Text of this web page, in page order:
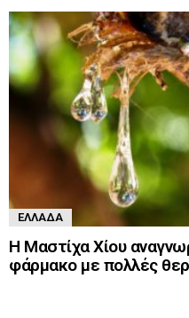
ΕΛΛΆΔΑ
Η Μαστίχα Χίου
φάρμακο με πολλές